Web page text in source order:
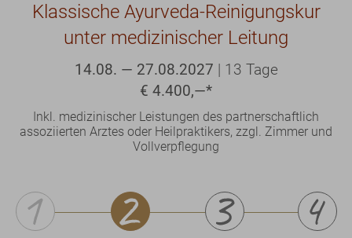
Klassische Ayurveda-Reinigungskur
unter medizinischer Leitung
14.08. — 27.08.2027 | 13 Tage
€ 4.400,—*
Inkl. medizinischer Leistungen des partnerschaftlich
assoziierten Arztes oder Heilpraktikers, zzgl. Zimmer und
Vollverpflegung